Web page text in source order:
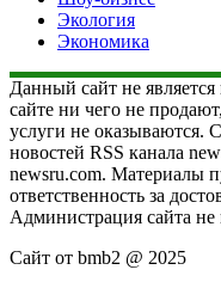
Экология
Экономика
Данный сайт не
сайте ни чего не
услуги не оказываются.
новостей RSS канала
newsru.com. Материалы
ответственность за
Администрация сайта не
Сайт от bmb2 @ 2025